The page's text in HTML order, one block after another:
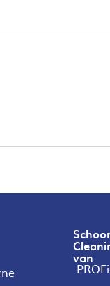
van